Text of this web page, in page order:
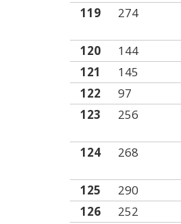
119 274
120 144
121
145
122
97
123
256
124 268
125 290
126
252